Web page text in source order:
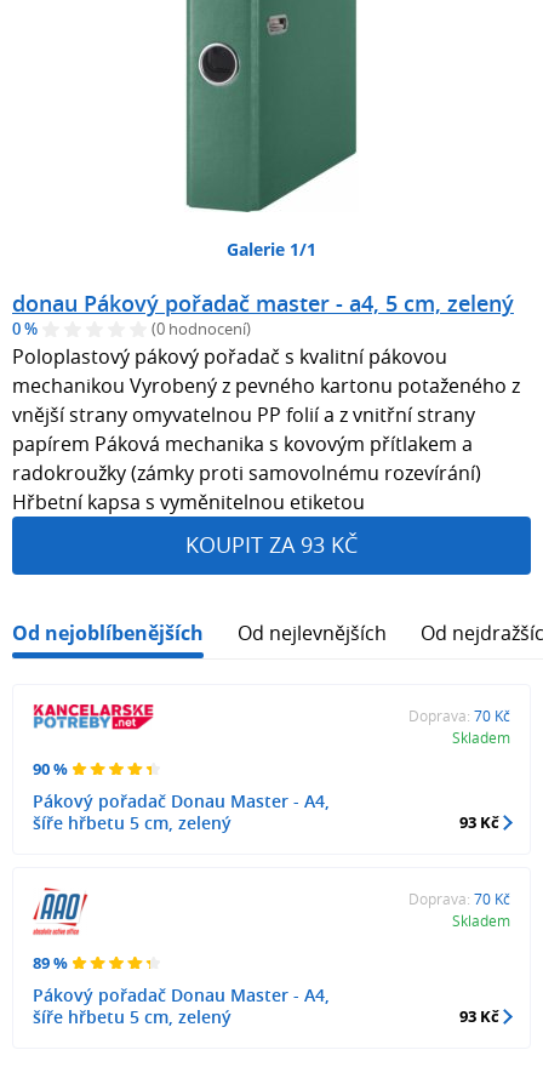
Galerie 1/1
donau Pákový pořadač master - a4, 5 cm, zelený
0 % (0 hodnocení)
Poloplastový pákový pořadač s kvalitní pákovou
mechanikou Vyrobený z pevného kartonu potaženého z
vnější strany omyvatelnou PP folií a z vnitřní strany
papírem Páková mechanika s kovovým přítlakem a
radokroužky (zámky proti samovolnému rozevírání)
Hřbetní kapsa s vyměnitelnou etiketou
KOUPIT ZA 93 KČ
Od nejoblíbenějších Od nejlevnějších Od
90 %
Pákový pořadač Donau Master - A4,
šíře hřbetu 5 cm, zelený
Doprava: 70 Kč
Skladem
93 Kč
89 %
Pákový pořadač Donau Master - A4,
šíře hřbetu 5 cm, zelený
Doprava: 70 Kč
Skladem
93 Kč